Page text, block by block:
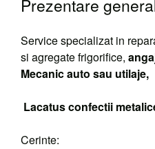
Prezentare
Service specializat in
si agregate frigorifice,
Mecanic auto sau utilaje,
Lacatus confectii
Cerinte: